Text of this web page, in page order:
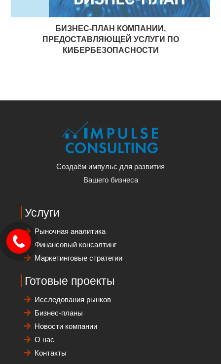
БИЗНЕС-ПЛАН КОМПАНИИ,
ПРЕДОСТАВЛЯЮЩЕЙ УСЛУГИ ПО
КИБЕРБЕЗОПАСНОСТИ
Создаём импульс для развития
Вашего бизнеса
Услуги
Рыночная аналитика
Финансовый консалтинг
Маркетинговые стратегии
Готовые проекты
Исследования рынков
Бизнес-планы
Новости компании
О нас
Контакты